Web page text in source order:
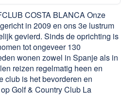
COSTA BLANCA Onze
in 2009 en ons 3e lustrum
gevierd. Sinds de oprichting is
tot ongeveer 130
wonen zowel in Spanje als in
reizen regelmatig heen en
club is het bevorderen en
Golf & Country Club La